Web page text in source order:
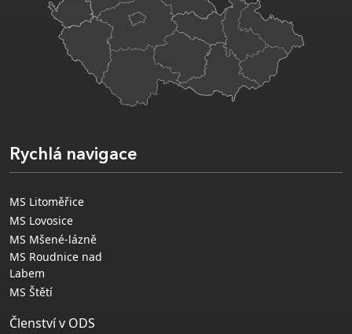
Rychlá navigace
MS Litoměřice
MS Lovosice
MS Mšené-lázně
MS Roudnice nad
Labem
MS Štětí
Členství v ODS